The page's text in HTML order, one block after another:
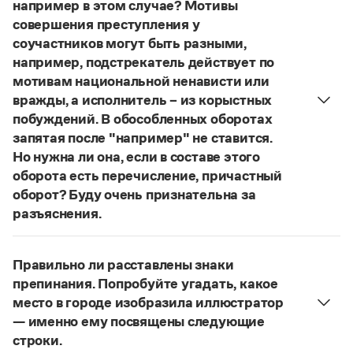
Словари русского языка как государственного
Справочники
Правила русской орфографии и пунктуации
Русский язык. Краткий теоретический курс
для школьников
Письмовник
Справочник по пунктуации
Словарь-справочник трудностей
Справочник по фразеологии
Азбучные истины
Словарь-справочник непростые слова
Журнал
Новости и события
Управление в русском языке
Словарь русских имён
Словарь методических терминов
Правила русской орфографии и пунктуации
(1956)
например в этом случае? Мотивы
совершения преступления у
соучастников могут быть разными,
например, подстрекатель действует по
мотивам национальной ненависти или
вражды, а исполнитель – из корыстных
побуждений. В обособленных оборотах
запятая после "например" не ставится.
Но нужна ли она, если в составе этого
оборота есть перечисление, причастный
оборот? Буду очень признательна за
разъяснения.
В § 94«Правил русской орфографии и пунктуации»
слова и сочетания слов, стоящие на границе
частей сложного предложения и относящиеся к
следующему за ними предложению,
не отделяются от него запятой:Послышался
резкий стук, должно быть сорвалась ставня
Правильно ли расставлены знаки
препинания. Попробуйте угадать, какое
место в городе изобразила иллюстратор
— именно ему посвящены следующие
строки.